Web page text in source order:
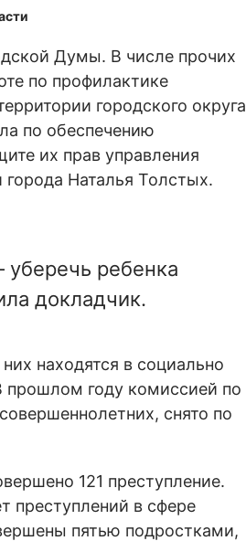
Думы. В числе прочих
по профилактике
городского округа
по обеспечению
их прав управления
Наталья Толстых.
уберечь ребенка
докладчик.
находятся в социально
прошлом году комиссией по
снято по
121 преступление.
преступлений в сфере
пятью подростками,